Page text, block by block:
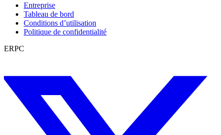
Entreprise
Tableau de bord
Conditions d’utilisation
Politique de confidentialité
ERPC